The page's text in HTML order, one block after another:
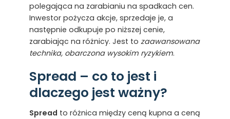
polegająca na zarabianiu na spadkach cen.
Inwestor pożycza akcje, sprzedaje je, a
następnie odkupuje po niższej cenie,
zarabiając na różnicy. Jest to zaawansowana
technika, obarczona wysokim ryzykiem.
Spread – co to jest i
dlaczego jest ważny?
Spread to różnica między ceną kupna a ceną